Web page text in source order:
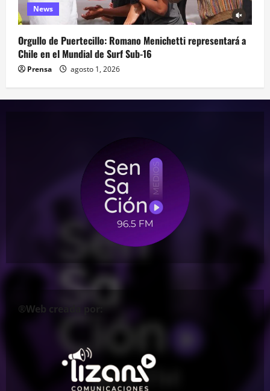
News
Orgullo de Puertecillo: Romano Menichetti representará a
Chile en el Mundial de Surf Sub-16
Prensa agosto 1, 2026
®Web creada por: